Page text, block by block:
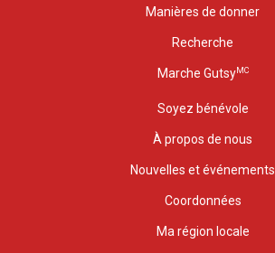
Manières de donner
Recherche
Marche GutsyMC
Soyez bénévole
À propos de nous
Nouvelles et événements
Coordonnées
Ma région locale